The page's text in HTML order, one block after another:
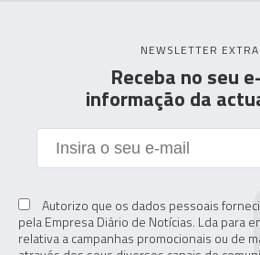
NEWSLETTER EXTRA
Receba no seu
informação da
Autorizo que os dados pessoais
pela Empresa Diário de Notícias. Lda para
relativa a campanhas promocionais ou de